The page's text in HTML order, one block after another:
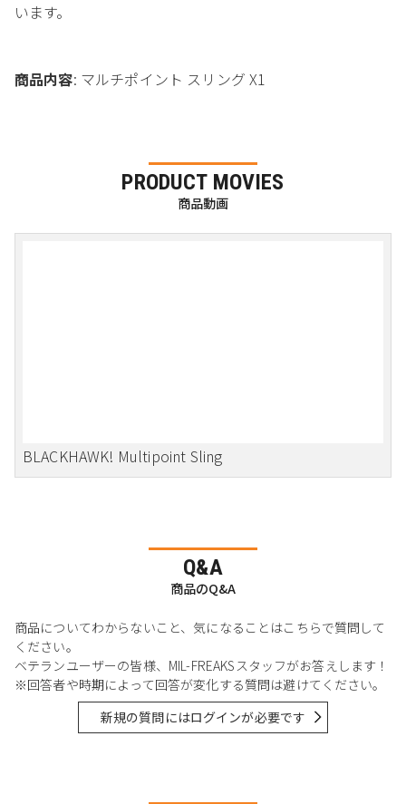
います。
商品内容: マルチポイント スリング X1
PRODUCT MOVIES
商品動画
BLACKHAWK! Multipoint Sling
Q&A
商品のQ&A
商品についてわからないこと、気になることはこちらで質問して
ください。
ベテランユーザーの皆様、MIL-FREAKSスタッフがお答えします！
※回答者や時期によって回答が変化する質問は避けてください。
新規の質問にはログインが必要です